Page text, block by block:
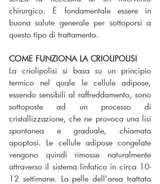
chirurgico. È fondamentale essere in
buona salute generale per sottoporsi a
questo tipo di trattamento.
COME FUNZIONA LA CRIOLIPOLISI
La criolipolisi si basa su un principio
termico nel quale le cellule adipose,
essendo sensibili al raffreddamento, sono
sottoposte ad un processo di
cristallizzazione, che ne provoca una lisi
spontanea e graduale, chiamata
apoptosi. Le cellule adipose congelate
vengono quindi rimosse naturalmente
attraverso il sistema linfatico in circa 10-
12 settimane. La pelle dell’area trattata